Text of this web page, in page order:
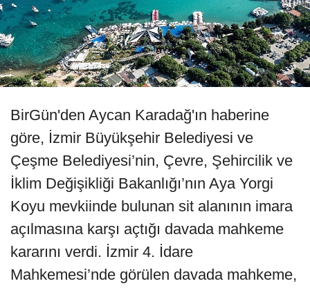
BirGün'den Aycan Karadağ'ın haberine
göre, İzmir Büyükşehir Belediyesi ve
Çeşme Belediyesi’nin, Çevre, Şehircilik ve
İklim Değişikliği Bakanlığı’nın Aya Yorgi
Koyu mevkiinde bulunan sit alanının imara
açılmasına karşı açtığı davada mahkeme
kararını verdi. İzmir 4. İdare
Mahkemesi’nde görülen davada mahkeme,